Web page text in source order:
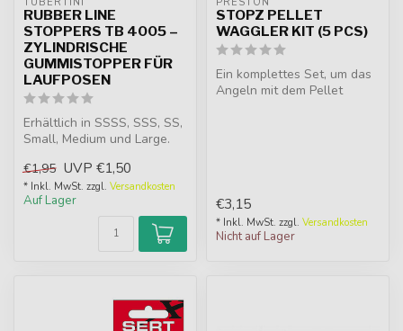
RUBBER LINE
STOPPERS TB 4005 –
ZYLINDRISCHE
GUMMISTOPPER FÜR
LAUFPOSEN
Erhältlich in SSSS, SSS, SS,
Small, Medium und Large.
...
€1,95 UVP €1,50
* Inkl. MwSt. zzgl. Versandkosten
Auf Lager
STOPZ PELLET
WAGGLER KIT (5 PCS)
Ein komplettes Set, um das
Angeln mit dem Pellet
€3,15
* Inkl. MwSt. zzgl. Versandkosten
Nicht auf Lager